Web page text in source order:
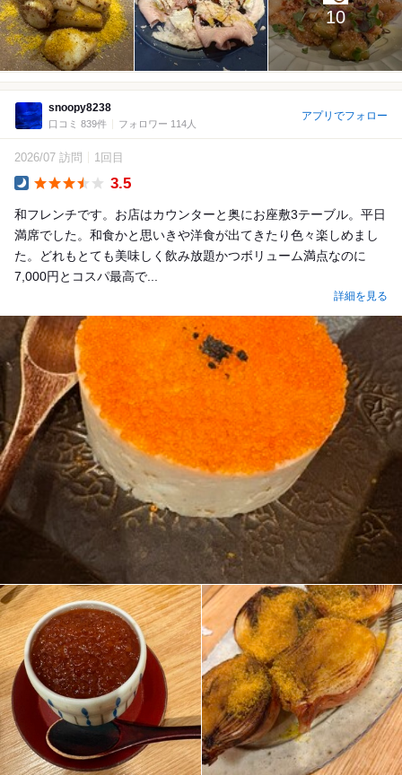
10
snoopy8238
口コミ 839件 フォロワー 114人
アプリでフォロー
2026/07 訪問 1回目
3.5
和フレンチです。お店はカウンターと奥にお座敷3テーブル。平日
満席でした。和食かと思いきや洋食が出てきたり色々楽しめまし
た。どれもとても美味しく飲み放題かつボリューム満点なのに
7,000円とコスパ最高で...
詳細を見る